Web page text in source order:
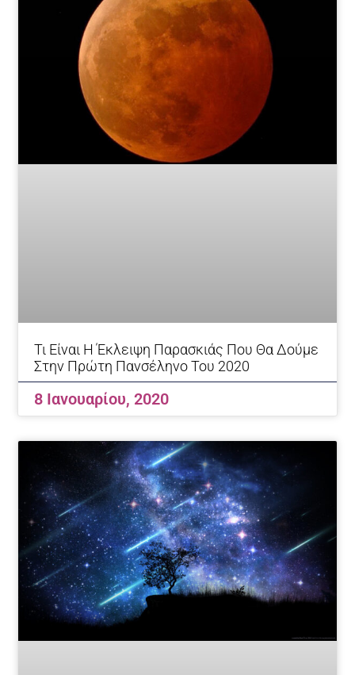
Τι Είναι Η Έκλειψη Παρασκιάς Που Θα Δούμε
Στην Πρώτη Πανσέληνο Του 2020
8 Ιανουαρίου, 2020